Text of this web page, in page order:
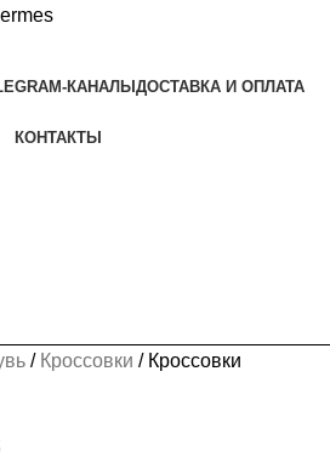
КАНАЛЫДОСТАВКА И ОПЛАТА
КОНТАКТЫ
Кроссовки
Кроссовки